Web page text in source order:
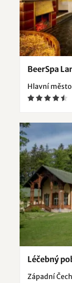
BeerSpa
Hlavní
Léčebný
Západní